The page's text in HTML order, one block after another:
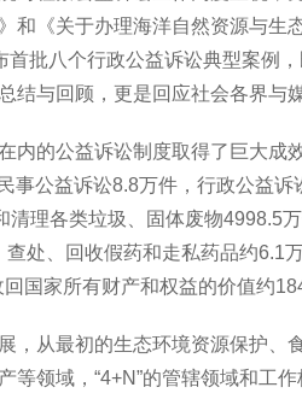
和《关于办理海洋自然资源与生
首批八个行政公益诉讼典型案例
结与回顾，更是回应社会各界与
内的公益诉讼制度取得了巨大成
事公益诉讼8.8万件，行政公益
理各类垃圾、固体废物4998.5
处、回收假药和走私药品约6.1
国家所有财产和权益的价值约
，从最初的生态环境资源保护、
等领域，“4+N”的管辖领域和工